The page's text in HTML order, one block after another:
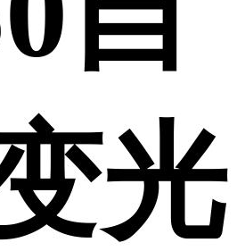
光